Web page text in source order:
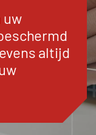
uw
altijd